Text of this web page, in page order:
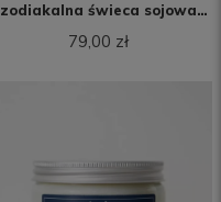
zodiakalna świeca sojowa
(250 ml)
79,00 zł